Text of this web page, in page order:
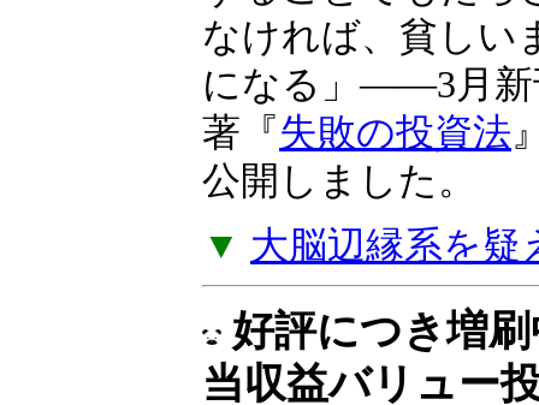
「投資での成功は
常に素早く機能す
制御することでも
できなければ、貧
ことになる」――3
ルツ著『失敗の投
ジを公開しました
▼ 大脳辺縁系を疑